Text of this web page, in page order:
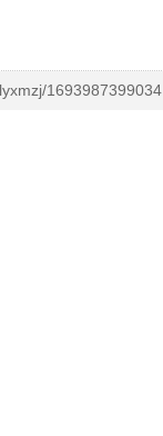
1693987399034